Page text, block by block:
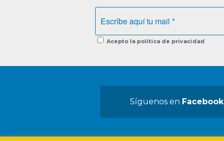
Acepto la política de privacidad
Síguenos en Facebook